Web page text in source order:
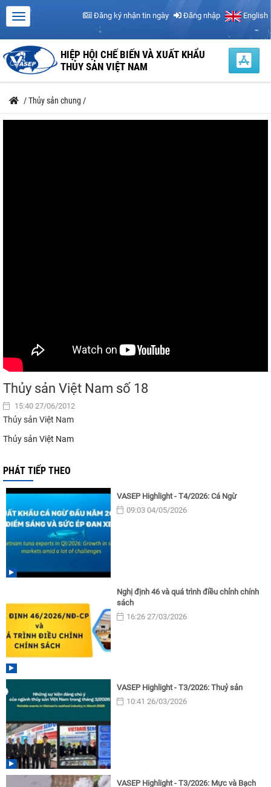
Đăng ký nhận tin ngày Đăng nhập English
HIỆP HỘI CHẾ BIẾN VÀ XUẤT KHẨU
THỦY SẢN VIỆT NAM
/Thủy sản chung /
Thủy sản Việt Nam số 18
15:40 27/06/2012
Thủy sản Việt Nam
Thủy sản Việt Nam
PHÁT TIẾP THEO
VASEP Highlight - T4/2026: Cá Ngừ
09:03 04/05/2026
Nghị định 46 và quá trình điều chỉnh chính
sách
16:26 27/03/2026
VASEP Highlight - T3/2026: Thuỷ sản
10:41 26/03/2026
VASEP Highlight - T3/2026: Mực và Bạch